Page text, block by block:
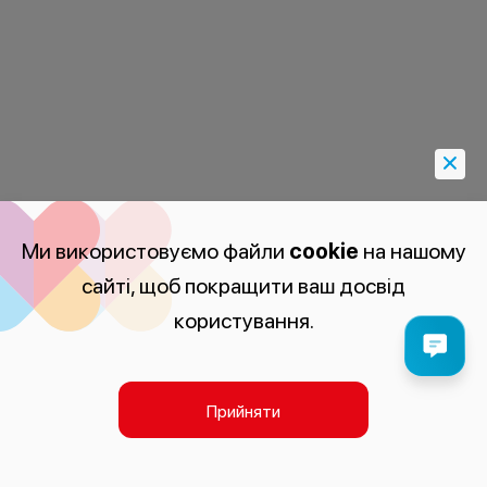
Ми використовуємо файли cookie на нашому
сайті, щоб покращити ваш досвід
користування.
Прийняти